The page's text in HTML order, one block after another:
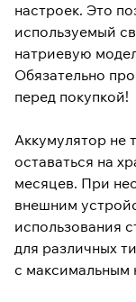
настроек. Это
используемый
натриевую
Обязательно
перед покупкой!
Аккумулятор не
оставаться на
месяцев. При
внешним
использования
для различных
с максимальным